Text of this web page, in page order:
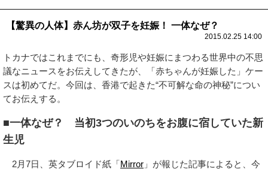
【驚異の人体】赤ん坊が双子を妊娠！ 一体なぜ？
2015.02.25 14:00
トカナではこれまでにも、奇形児や妊娠にまつわる世界中の不思
議なニュースをお伝えしてきたが、「赤ちゃんが妊娠した」ケー
スは初めてだ。今回は、香港で起きた“不可解な命の神秘”につい
てお伝えする。
■一体なぜ？ 当初3つのいのちをお腹に宿していた新
生児
2月7日、英タブロイド紙「Mirror 」が報じた記事によると、今